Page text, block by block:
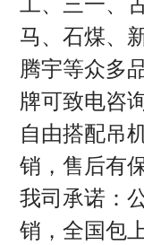
马、石煤、
腾宇等众多
牌可致电咨
自由搭配吊
销，售后有
我司承诺：
销，全国包